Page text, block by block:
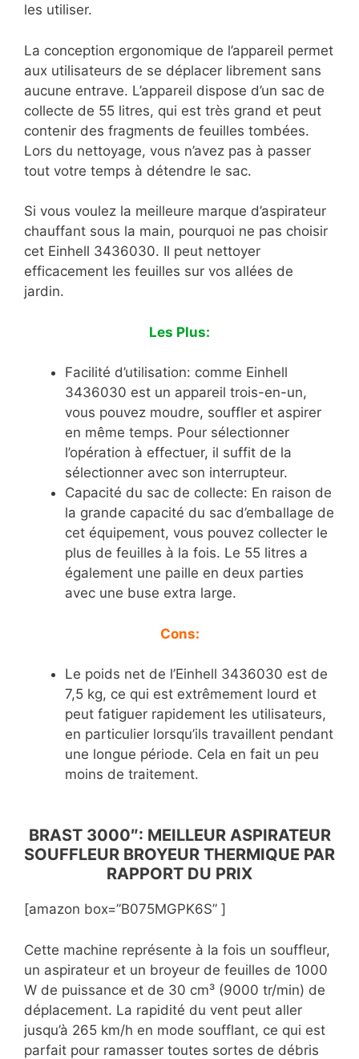
les utiliser.
La conception ergonomique de l’appareil permet
aux utilisateurs de se déplacer librement sans
aucune entrave. L’appareil dispose d’un sac de
collecte de 55 litres, qui est très grand et peut
contenir des fragments de feuilles tombées.
Lors du nettoyage, vous n’avez pas à passer
tout votre temps à détendre le sac.
Si vous voulez la meilleure marque d’aspirateur
chauffant sous la main, pourquoi ne pas choisir
cet Einhell 3436030. Il peut nettoyer
efficacement les feuilles sur vos allées de
jardin.
Les Plus:
Facilité d’utilisation: comme Einhell
3436030 est un appareil trois-en-un,
vous pouvez moudre, souffler et aspirer
en même temps. Pour sélectionner
l’opération à effectuer, il suffit de la
sélectionner avec son interrupteur.
Capacité du sac de collecte: En raison de
la grande capacité du sac d’emballage de
cet équipement, vous pouvez collecter le
plus de feuilles à la fois. Le 55 litres a
également une paille en deux parties
avec une buse extra large.
Cons:
Le poids net de l’Einhell 3436030 est de
7,5 kg, ce qui est extrêmement lourd et
peut fatiguer rapidement les utilisateurs,
en particulier lorsqu’ils travaillent pendant
une longue période. Cela en fait un peu
moins de traitement.
BRAST 3000″: MEILLEUR ASPIRATEUR
SOUFFLEUR BROYEUR THERMIQUE PAR
RAPPORT DU PRIX
[amazon box=”B075MGPK6S” ]
Cette machine représente à la fois un souffleur,
un aspirateur et un broyeur de feuilles de 1000
W de puissance et de 30 cm³ (9000 tr/min) de
déplacement. La rapidité du vent peut aller
jusqu’à 265 km/h en mode soufflant, ce qui est
parfait pour ramasser toutes sortes de débris